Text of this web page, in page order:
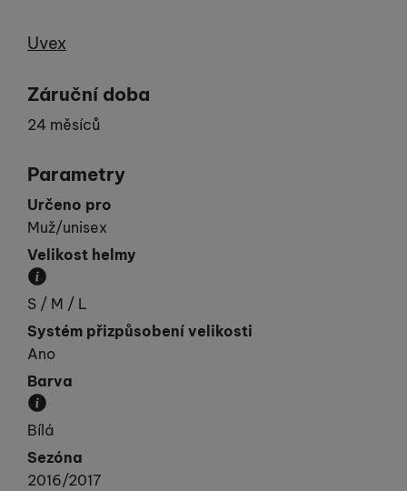
Výrobce
Uvex
Záruční doba
24 měsíců
Parametry
Určeno pro
Muž/unisex
Velikost helmy
Obvod hlavy v cm.
S / M / L
Systém přizpůsobení velikosti
Ano
Barva
Převládající barva výrobku.
Bílá
Sezóna
2016/2017